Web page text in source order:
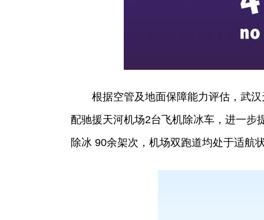
根据空管及地面保障能力评估，武
配驰援天河机场2台飞机除冰车，进一步
除冰 90余架次，机场双跑道均处于适航